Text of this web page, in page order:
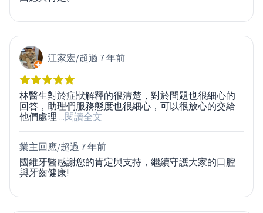
江家宏/超過 7 年前
林醫生對於症狀解釋的很清楚，對於問題也很細心的
回答，助理們服務態度也很細心，可以很放心的交給
他們處理 ...閱讀全文
業主回應/超過 7 年前
國維牙醫感謝您的肯定與支持，繼續守護大家的口腔
與牙齒健康!